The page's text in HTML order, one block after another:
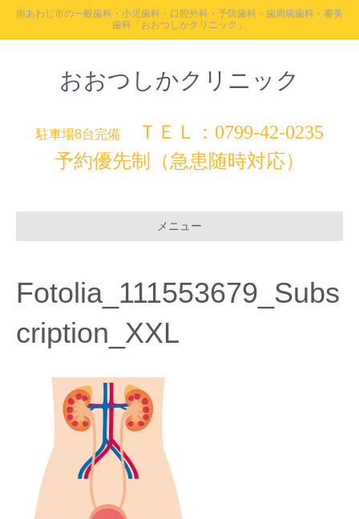
南あわじ市の一般歯科・小児歯科・口腔外科・予防歯科・歯周病歯科・審美
歯科「おおつしかクリニック」
おおつしかクリニック
駐車場8台完備
ＴＥＬ：0799-42-0235
予約優先制（急患随時対応）
メニュー
Fotolia_111553679_Subs
cription_XXL